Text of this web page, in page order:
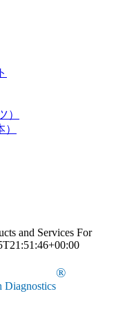
）
and Services For
Diagnostics
®